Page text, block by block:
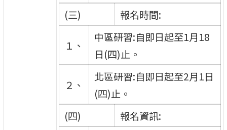
(三)
報名時間:
１、
中區研習:自即日起至1月18
日(四)止。
２、
北區研習:自即日起至2月1日
(四)止。
(四)
報名資訊: